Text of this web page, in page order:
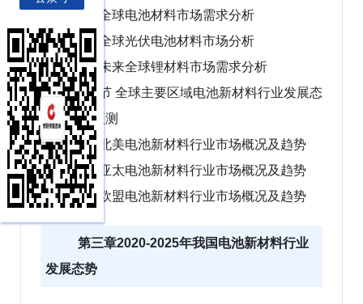
二、全球电池材料市场需求分析
三、全球光伏电池材料市场分析
四、未来全球锂材料市场需求分析
第三节 全球主要区域电池新材料行业发展态
势及趋势预测
一、北美电池新材料行业市场概况及趋势
二、亚太电池新材料行业市场概况及趋势
三、欧盟电池新材料行业市场概况及趋势
第三章2020-2025年我国电池新材料行业
发展态势